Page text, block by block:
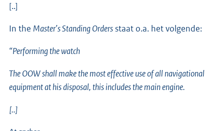
[..]
In the Master’s Standing Ordersstaat o.a. het volgende:
“Performing the watch
The OOW shall make the most effective use of all navigational
equipment at his disposal, this includes the main engine.
[..]